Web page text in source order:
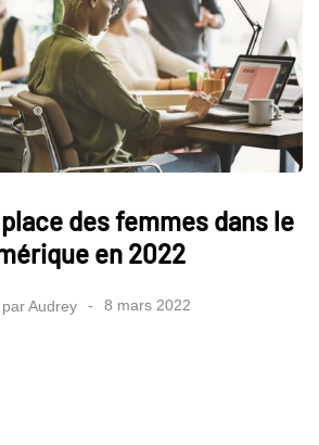
des femmes dans le
en 2022
parAudrey 8 mars 2022